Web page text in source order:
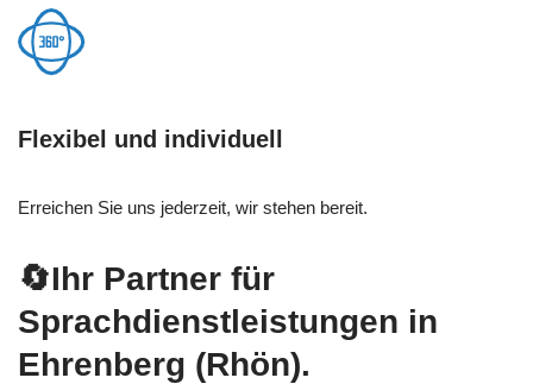
Flexibel und individuell
Erreichen Sie uns jederzeit, wir stehen bereit.
🔄Ihr Partner für
Sprachdienstleistungen in
Ehrenberg (Rhön).